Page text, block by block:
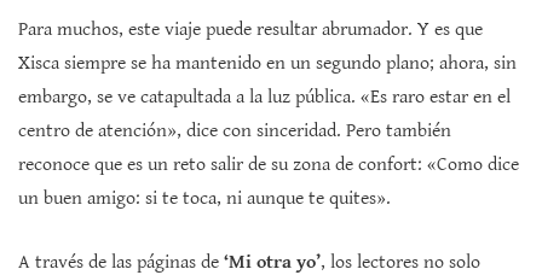
Para muchos, este viaje puede resultar abrumador. Y es que
Xisca siempre se ha mantenido en un segundo plano; ahora, sin
embargo, se ve catapultada a la luz pública. «Es raro estar en el
centro de atención», dice con sinceridad. Pero también
reconoce que es un reto salir de su zona de confort: «Como dice
un buen amigo: si te toca, ni aunque te quites».
A través de las páginas de ‘Mi otra yo’, los lectores no solo